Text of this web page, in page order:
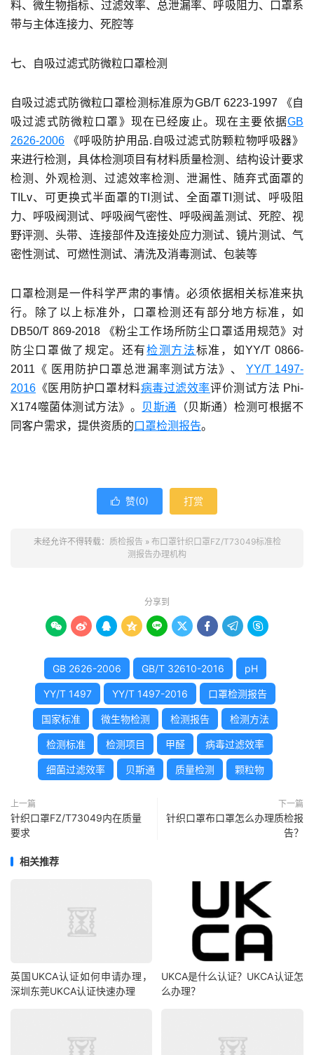
料、微生物指标、过滤效率、总泄漏率、呼吸阻力、口罩系
带与主体连接力、死腔等
七、自吸过滤式防微粒口罩检测
自吸过滤式防微粒口罩检测标准原为GB/T 6223-1997 《自
吸过滤式防微粒口罩》现在已经废止。现在主要依据GB
2626-2006 《呼吸防护用品.自吸过滤式防颗粒物呼吸器》
来进行检测，具体检测项目有材料质量检测、结构设计要求
检测、外观检测、过滤效率检测、泄漏性、随弃式面罩的
TILv、可更换式半面罩的TI测试、全面罩TI测试、呼吸阻
力、呼吸阀测试、呼吸阀气密性、呼吸阀盖测试、死腔、视
野评测、头带、连接部件及连接处应力测试、镜片测试、气
密性测试、可燃性测试、清洗及消毒测试、包装等
口罩检测是一件科学严肃的事情。必须依据相关标准来执
行。除了以上标准外，口罩检测还有部分地方标准，如
DB50/T 869-2018 《粉尘工作场所防尘口罩适用规范》对
防尘口罩做了规定。还有检测方法标准，如YY/T 0866-
2011《 医用防护口罩总泄漏率测试方法》、 YY/T 1497-
2016 《医用防护口罩材料病毒过滤效率评价测试方法 Phi-
X174噬菌体测试方法》。
贝斯通
（贝斯通）检测可根据不
同客户需求，提供资质的 口罩检测报告。
 赞(0) 打赏
未经允许不得转载： 质检报告 » 布口罩针织口罩FZ/T73049标准检
测报告办理机构
分享到
        
GB 2626-2006 GB/T 32610-2016 pH
YY/T 1497 YY/T 1497-2016 口罩检测报告
国家标准 微生物检测 检测报告 检测方法
检测标准 检测项目 甲醛 病毒过滤效率
细菌过滤效率 贝斯通 质量检测 颗粒物
上一篇
针织口罩FZ/T73049内在质量
要求
下一篇
针织口罩布口罩怎么办理质检报
告？
相关推荐
英国UKCA认证如何申请办理，
深圳东莞UKCA认证快速办理
UKCA是什么认证？UKCA认证怎
么办理？